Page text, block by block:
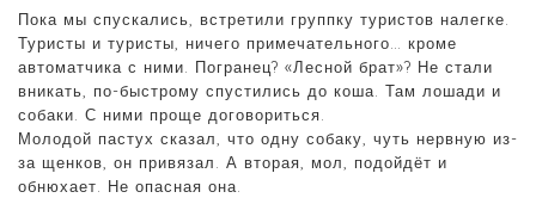
Пока мы спускались, встретили группку туристов налегке.
Туристы и туристы, ничего примечательного… кроме
автоматчика с ними. Погранец? «Лесной брат»? Не стали
вникать, по-быстрому спустились до коша. Там лошади и
собаки. С ними проще договориться.
Молодой пастух сказал, что одну собаку, чуть нервную из-
за щенков, он привязал. А вторая, мол, подойдёт и
обнюхает. Не опасная она.